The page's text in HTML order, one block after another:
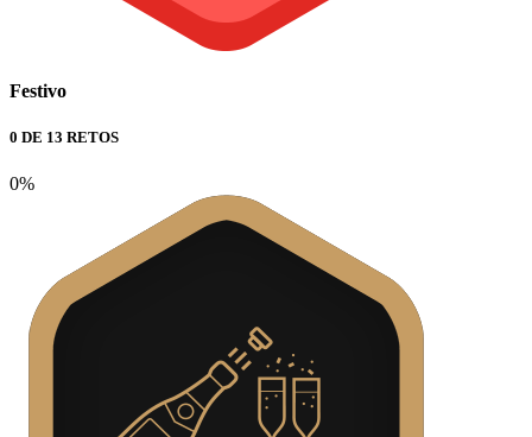
Festivo
0 DE 13 RETOS
0%